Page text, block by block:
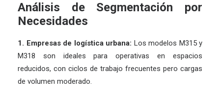
Análisis de Segmentación por
Necesidades
1. Empresas de logística urbana: Los modelos M315 y
M318 son ideales para operativas en espacios
reducidos, con ciclos de trabajo frecuentes pero cargas
de volumen moderado.